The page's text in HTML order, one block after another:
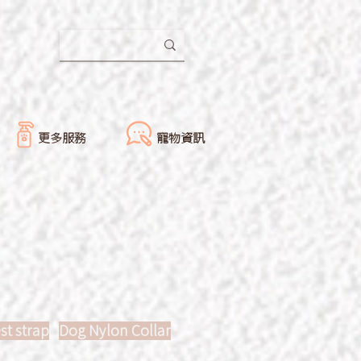
更多服務 寵物資訊
strap Dog Nylon Collar